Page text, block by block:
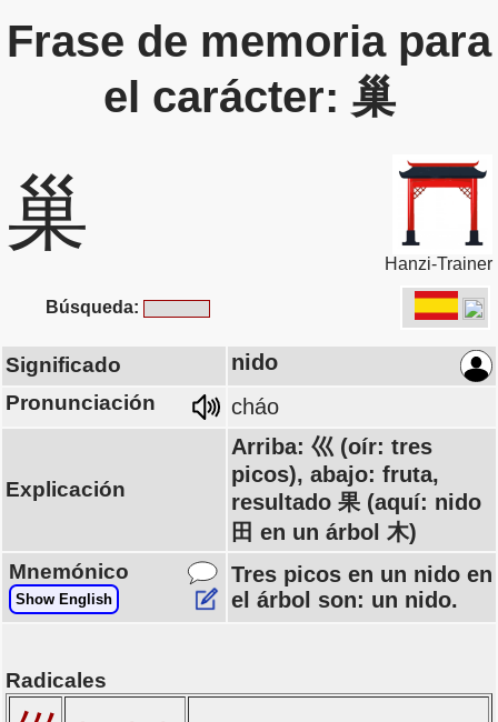
Frase de memoria para
el carácter: 巢
巢
Hanzi-Trainer
Búsqueda:
Significado nido
Pronunciación cháo
Explicación
Arriba: 巛 (oír: tres
picos), abajo: fruta,
resultado 果 (aquí: nido
田 en un árbol 木)
Mnemónico
Show English
Tres picos en un nido en
el árbol son: un nido.
Radicales